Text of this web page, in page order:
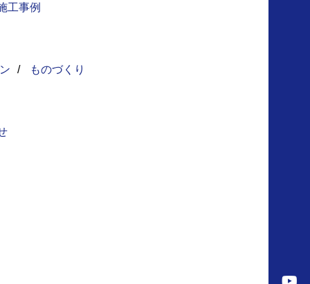
工事例
/ ものづくり